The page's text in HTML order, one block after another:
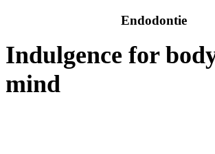
Endodontie
Indulgence for
mind